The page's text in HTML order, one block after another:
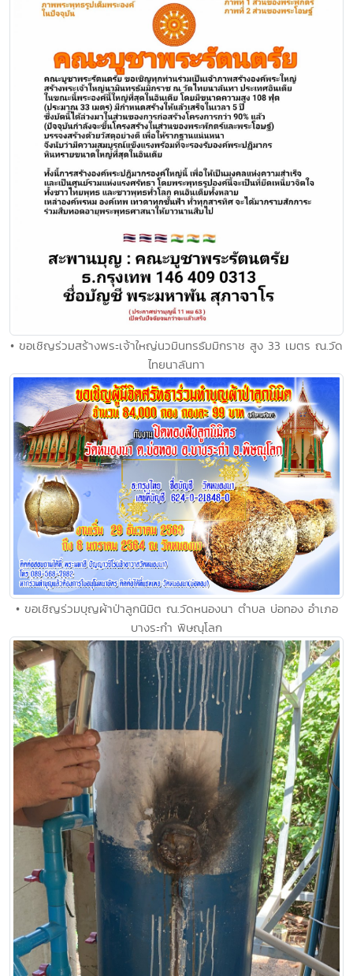
• ขอเชิญร่วมสร้างพระเจ้าใหญ่นวมินทรธัมมิกราช สูง 33 เมตร ณ.วัด
ไทยนาลันทา
• ขอเชิญร่วมบุญผ้าป่าลูกนิมิต ณ.วัดหนองนา ตำบล บ่อทอง อำเภอ
บางระกำ พิษณุโลก